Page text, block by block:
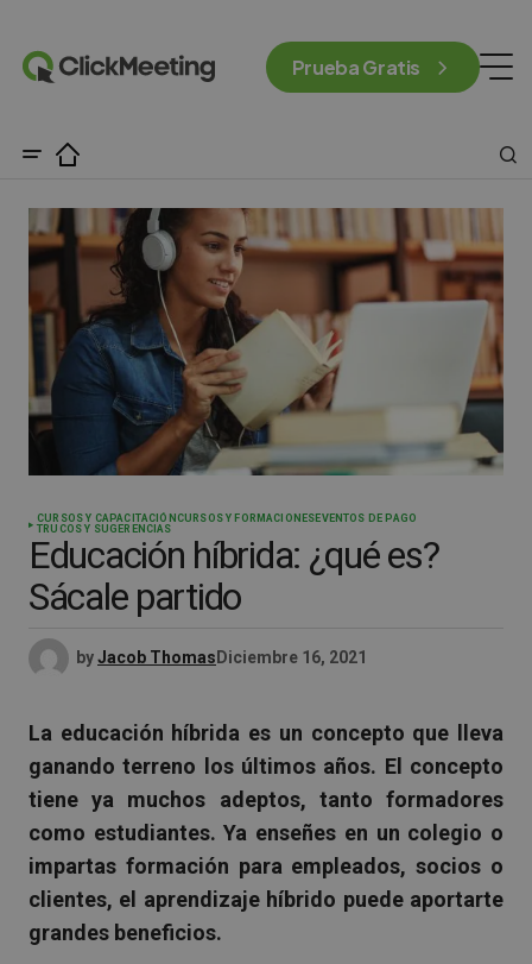
Prueba Gratis
CURSOS Y CAPACITACIÓN CURSOS Y FORMACIONES EVENTOS DE PAGO
TRUCOS Y SUGERENCIAS
Educación híbrida: ¿qué es?
Sácale partido
byJacob Thomas Diciembre 16, 2021
La educación híbrida es un concepto que lleva
ganando terreno los últimos años. El concepto
tiene ya muchos adeptos, tanto formadores
como estudiantes. Ya enseñes en un colegio o
impartas formación para empleados, socios o
clientes, el aprendizaje híbrido puede aportarte
grandes beneficios.